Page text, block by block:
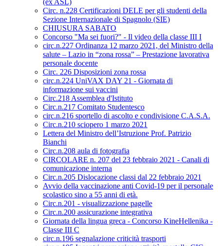
(ex ASL)
Circ. n.228 Certificazioni DELE per gli studenti della
Sezione Internazionale di Spagnolo (SIE)
CHIUSURA SABATO
Concorso "Ma sei fuori?" - Il video della classe III I
circ.n.227 Ordinanza 12 marzo 2021, del Ministro della
salute – Lazio in “zona rossa” – Prestazione lavorativa
personale docente
Circ. 226 Disposizioni zona rossa
circ.n.224 UniVAX DAY 21 - Giornata di
informazione sui vaccini
Circ.218 Assemblea d'Istituto
Circ.n.217 Comitato Studentesco
circ.n.216 sportello di ascolto e condivisione C.A.S.A.
Circ.n.210 sciopero 1 marzo 2021
Lettera del Ministro dell’Istruzione Prof. Patrizio
Bianchi
Circ.n.208 aula di fotografia
CIRCOLARE n. 207 del 23 febbraio 2021 - Canali di
comunicazione interna
Circ.n.205 Dislocazione classi dal 22 febbraio 2021
Avvio della vaccinazione anti Covid-19 per il personale
scolastico sino a 55 anni di età.
Circ.n.201 - visualizzazione pagelle
Circ.n.200 assicurazione integrativa
Giornata della lingua greca - Concorso KineHellenika -
Classe III C
circ.n.196 segnalazione criticità trasporti